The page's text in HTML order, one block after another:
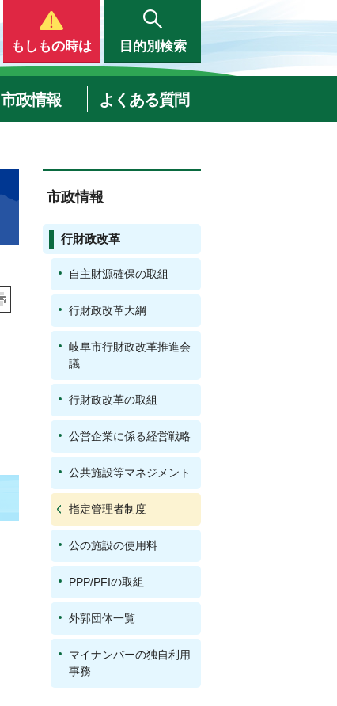
もしもの時は 目的別検索
市政情報 よくある質問
市政情報
行財政改革
自主財源確保の取組
行財政改革大綱
岐阜市行財政改革推進会
議
行財政改革の取組
公営企業に係る経営戦略
公共施設等マネジメント
指定管理者制度
公の施設の使用料
PPP/PFIの取組
外郭団体一覧
マイナンバーの独自利用
事務